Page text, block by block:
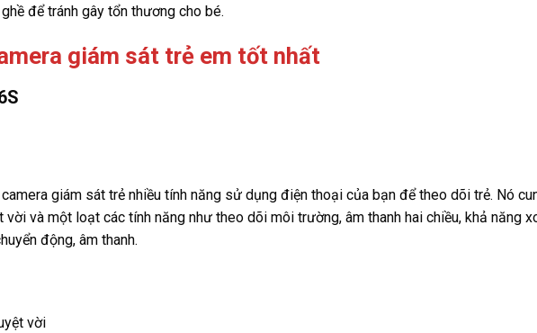
để tránh gây tổn thương cho bé.
giám sát trẻ em tốt nhất
giám sát trẻ nhiều tính năng sử dụng điện thoại của bạn để theo dõi trẻ. Nó
và một loạt các tính năng như theo dõi môi trường, âm thanh hai chiều, khả năng
động, âm thanh.
vời